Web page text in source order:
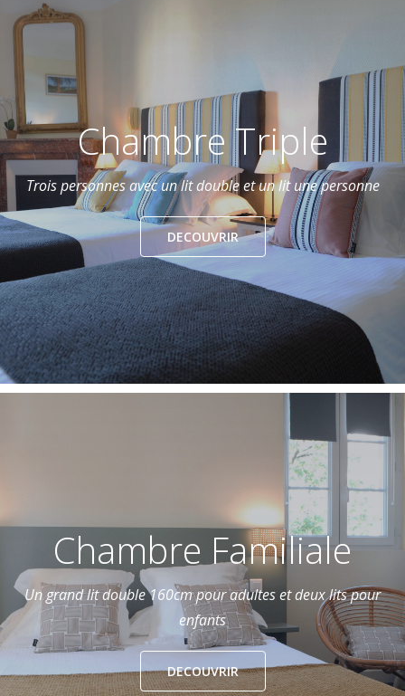
Chambre Triple
Trois personnes avec un lit double et un lit une personne
DECOUVRIR
Chambre Familiale
Un grand lit double 160cm pour adultes et deux lits pour
enfants
DECOUVRIR